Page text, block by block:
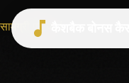
सामग्री पर जाएं